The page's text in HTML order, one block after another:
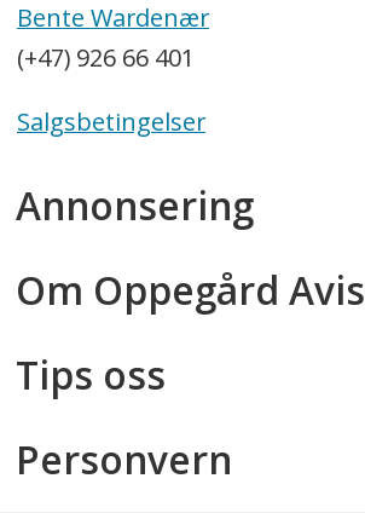
Bente Wardenær
(+47) 926 66 401
Salgsbetingelser
Annonsering
Om Oppegård Avis
Tips oss
Personvern